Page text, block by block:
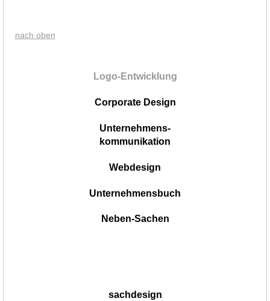
nach oben
Logo-Entwicklung
Corporate Design
Unternehmens-
kommunikation
Webdesign
Unternehmensbuch
Neben-Sachen
sachdesign